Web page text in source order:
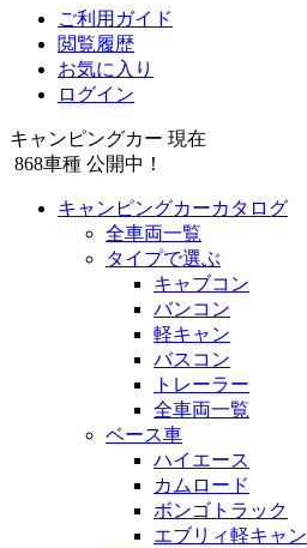
ご利用ガイド
閲覧履歴
お気に入り
ログイン
キャンピングカー 現在
868車種 公開中！
キャンピングカーカタログ
全車両一覧
タイプで選ぶ
キャブコン
バンコン
軽キャン
バスコン
トレーラー
全車両一覧
ベース車
ハイエース
カムロード
ボンゴトラック
エブリィ軽キャン